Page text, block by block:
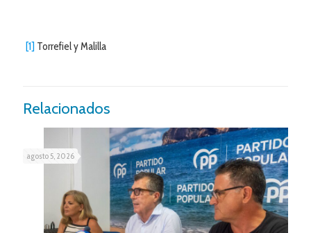
[1] Torrefiel y Malilla
Relacionados
agosto 5, 2026